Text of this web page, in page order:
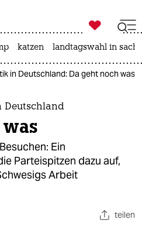
ich

taz zahl ich
katzen landtagswahl in
in Deutschland: Da geht noch was
Deutschland
Ein
Parteispitzen dazu auf,
Arbeit
teilen